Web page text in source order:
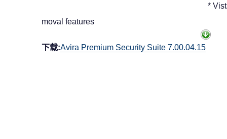
*
moval features
下载:Avira Premium Security Suite 7.00.04.15